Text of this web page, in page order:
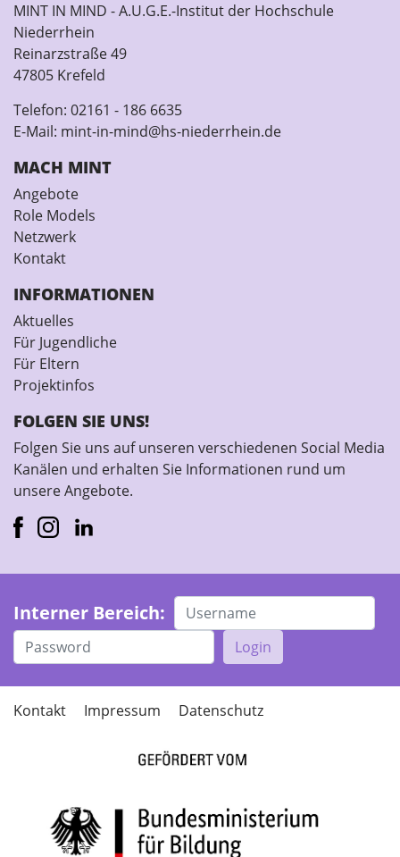
MINT IN MIND - A.U.G.E.-Institut der Hochschule
Niederrhein
Reinarzstraße 49
47805 Krefeld
Telefon: 02161 - 186 6635
E-Mail: mint-in-mind@hs-niederrhein.de
MACH MINT
Angebote
Role Models
Netzwerk
Kontakt
INFORMATIONEN
Aktuelles
Für Jugendliche
Für Eltern
Projektinfos
FOLGEN SIE UNS!
Folgen Sie uns auf unseren verschiedenen Social Media
Kanälen und erhalten Sie Informationen rund um
unsere Angebote.
Interner Bereich:
Login
Kontakt Impressum Datenschutz